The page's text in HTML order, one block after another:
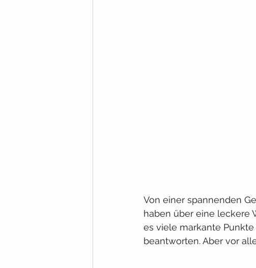
Von einer spannenden
haben über eine leckere
es viele markante
beantworten. Aber vor